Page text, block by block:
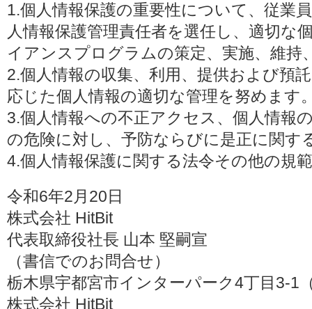
1.個人情報保護の重要性について、従業
人情報保護管理責任者を選任し、適切な
イアンスプログラムの策定、実施、維持
2.個人情報の収集、利用、提供および預
応じた個人情報の適切な管理を努めます
3.個人情報への不正アクセス、個人情報
の危険に対し、予防ならびに是正に関す
4.個人情報保護に関する法令その他の規
令和6年2月20日
株式会社 HitBit
代表取締役社長 山本 堅嗣宣
（書信でのお問合せ）
栃木県宇都宮市インターパーク4丁目3-1
株式会社 HitBit